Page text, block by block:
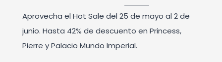
Aprovecha el Hot Sale del 25 de mayo al 2 de
junio. Hasta 42% de descuento en Princess,
Pierre y Palacio Mundo Imperial.